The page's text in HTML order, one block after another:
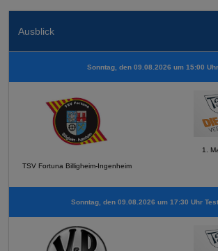
Ausblick
Sonntag, den 09.08.2026 um 15:00 Uhr
TSV Fortuna Billigheim-Ingenheim
1.
Sonntag, den 09.08.2026 um 17:30 Uhr